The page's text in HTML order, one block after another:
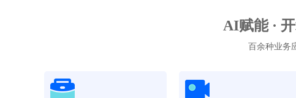
AI赋能 ·
百余种业务